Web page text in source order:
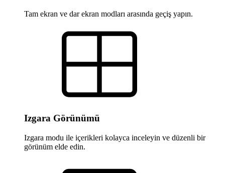
Tam ekran ve dar ekran modları arasında geçiş yapın.
Izgara Görünümü
Izgara modu ile içerikleri kolayca inceleyin ve düzenli bir
görünüm elde edin.